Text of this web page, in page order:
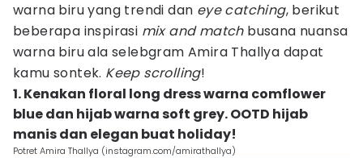
warna biru yang trendi dan eye catching, berikut
beberapa inspirasi mix and matchbusana nuansa
warna biru ala selebgram Amira Thallya dapat
kamu sontek. Keep scrolling!
1. Kenakan floral long dress warna comflower
blue dan hijab warna soft grey. OOTD hijab
manis dan elegan buat holiday!
Potret Amira Thallya (instagram.com/amirathallya)